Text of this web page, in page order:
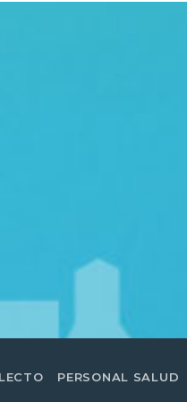
PERSONAL SALUD